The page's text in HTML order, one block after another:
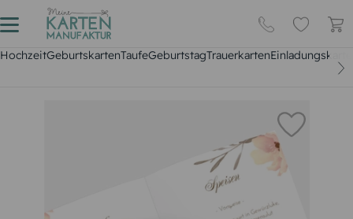
HochzeitGeburtskartenTaufeGeburtstagTrauerkarten